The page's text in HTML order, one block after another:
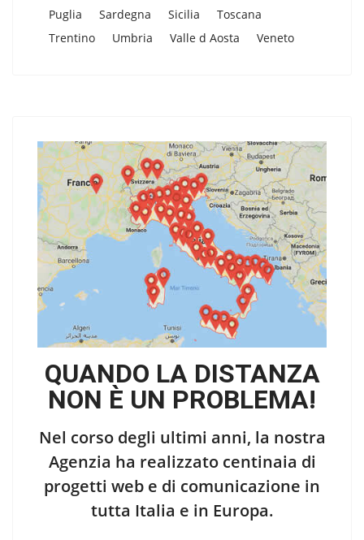
Puglia
Sardegna Sicilia
Toscana
Trentino
Umbria Valle d Aosta Veneto
QUANDO LA DISTANZA
NON È UN PROBLEMA!
Nel corso degli ultimi anni, la nostra
Agenzia ha realizzato centinaia di
progetti web e di comunicazione in
tutta Italia e in Europa.